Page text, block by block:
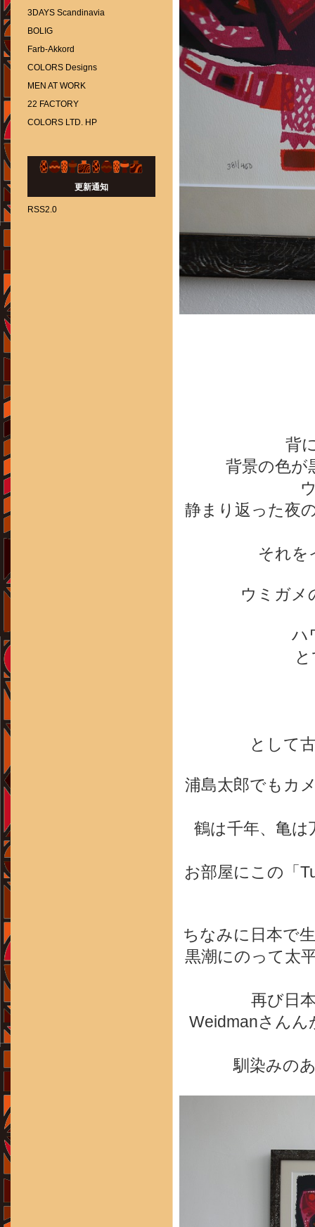
背
背景の色が
静まり返った夜
それを
ウミガメ
ハ
として
浦島太郎でもカ
鶴は千年、亀
お部屋にこの「
ちなみに日本で
黒潮にのって太
再び日
Weidmanさん
馴染みの
3DAYS Scandinavia
BOLIG
Farb-Akkord
COLORS Designs
MEN AT WORK
22 FACTORY
COLORS LTD. HP
更新通知
RSS2.0